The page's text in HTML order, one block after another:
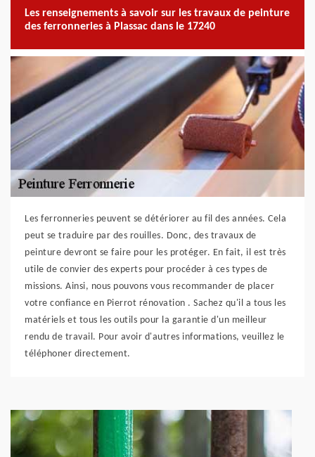
Les renseignements à savoir sur les travaux de peinture
des ferronneries à Plassac dans le 17240
Les ferronneries peuvent se détériorer au fil des années. Cela
peut se traduire par des rouilles. Donc, des travaux de
peinture devront se faire pour les protéger. En fait, il est très
utile de convier des experts pour procéder à ces types de
missions. Ainsi, nous pouvons vous recommander de placer
votre confiance en Pierrot rénovation . Sachez qu'il a tous les
matériels et tous les outils pour la garantie d'un meilleur
rendu de travail. Pour avoir d'autres informations, veuillez le
téléphoner directement.